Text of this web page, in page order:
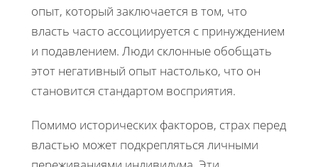
опыт, который заключается в том, что
власть часто ассоциируется с принуждением
и подавлением. Люди склонные обобщать
этот негативный опыт настолько, что он
становится стандартом восприятия.
Помимо исторических факторов, страх перед
властью может подкрепляться личными